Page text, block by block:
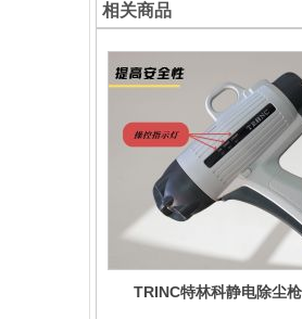
相关商品
TRINC特林科静电除尘枪